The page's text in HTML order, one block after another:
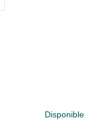
Disponible